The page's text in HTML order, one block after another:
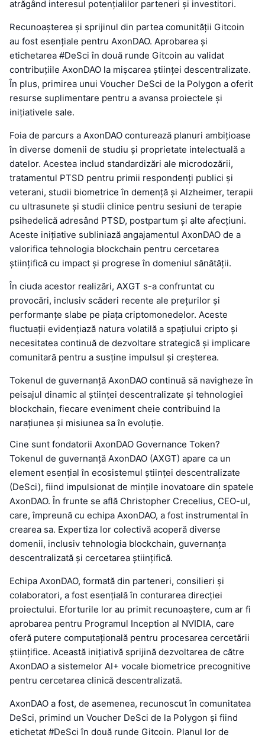
atrăgând interesul potențialilor parteneri și investitori.
Recunoașterea și sprijinul din partea comunității Gitcoin
au fost esențiale pentru AxonDAO. Aprobarea și
etichetarea #DeSci în două runde Gitcoin au validat
contribuțiile AxonDAO la mișcarea științei descentralizate.
În plus, primirea unui Voucher DeSci de la Polygon a oferit
resurse suplimentare pentru a avansa proiectele și
inițiativele sale.
Foia de parcurs a AxonDAO conturează planuri ambițioase
în diverse domenii de studiu și proprietate intelectuală a
datelor. Acestea includ standardizări ale microdozării,
tratamentul PTSD pentru primii respondenți publici și
veterani, studii biometrice în demență și Alzheimer, terapii
cu ultrasunete și studii clinice pentru sesiuni de terapie
psihedelică adresând PTSD, postpartum și alte afecțiuni.
Aceste inițiative subliniază angajamentul AxonDAO de a
valorifica tehnologia blockchain pentru cercetarea
științifică cu impact și progrese în domeniul sănătății.
În ciuda acestor realizări, AXGT s-a confruntat cu
provocări, inclusiv scăderi recente ale prețurilor și
performanțe slabe pe piața criptomonedelor. Aceste
fluctuații evidențiază natura volatilă a spațiului cripto și
necesitatea continuă de dezvoltare strategică și implicare
comunitară pentru a susține impulsul și creșterea.
Tokenul de guvernanță AxonDAO continuă să navigheze în
peisajul dinamic al științei descentralizate și tehnologiei
blockchain, fiecare eveniment cheie contribuind la
narațiunea și misiunea sa în evoluție.
Cine sunt fondatorii AxonDAO Governance Token?
Tokenul de guvernanță AxonDAO (AXGT) apare ca un
element esențial în ecosistemul științei descentralizate
(DeSci), fiind impulsionat de mințile inovatoare din spatele
AxonDAO. În frunte se află Christopher Crecelius, CEO-ul,
care, împreună cu echipa AxonDAO, a fost instrumental în
crearea sa. Expertiza lor colectivă acoperă diverse
domenii, inclusiv tehnologia blockchain, guvernanța
descentralizată și cercetarea științifică.
Echipa AxonDAO, formată din parteneri, consilieri și
colaboratori, a fost esențială în conturarea direcției
proiectului. Eforturile lor au primit recunoaștere, cum ar fi
aprobarea pentru Programul Inception al NVIDIA, care
oferă putere computațională pentru procesarea cercetării
științifice. Această inițiativă sprijină dezvoltarea de către
AxonDAO a sistemelor AI+ vocale biometrice precognitive
pentru cercetarea clinică descentralizată.
AxonDAO a fost, de asemenea, recunoscut în comunitatea
DeSci, primind un Voucher DeSci de la Polygon și fiind
etichetat #DeSci în două runde Gitcoin. Planul lor de